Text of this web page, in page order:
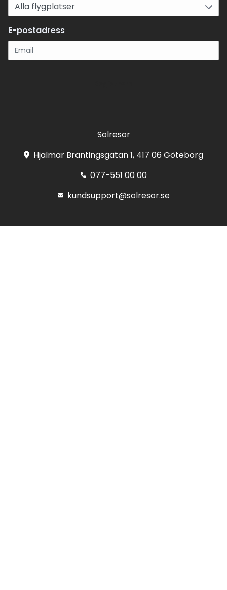
E-postadress
Solresor
Hjalmar Brantingsgatan 1, 417 06 Göteborg
077-551 00 00
kundsupport@solresor.se